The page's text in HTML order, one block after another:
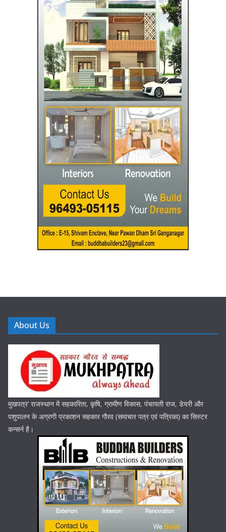
About Us
मुखपत्र’ राजस्थान में सहकारिता, कृषि, ग्रामीण विकास, पंचायती राज, डेयरी और
पशुपालन के अग्रणी प्रकाशन सहकार गौरव (समाचार पत्र एवं पत्रिका) का सिस्टर
कन्सर्न है।